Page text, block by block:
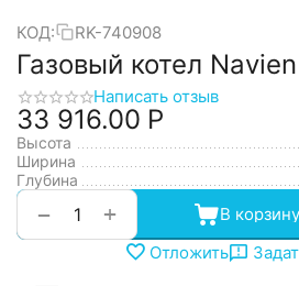
КОД: RK-740908
Газовый котел
Написать отзыв
33 916.00 Р
Высота
Ширина
Глубина
+
−
В корзину
Отложить